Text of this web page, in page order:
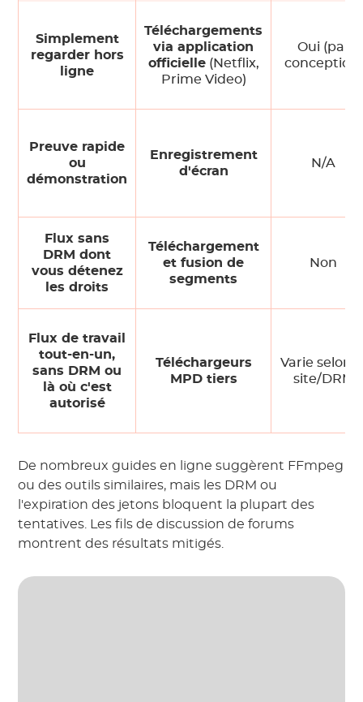
Simplement
regarder hors
ligne
Téléchargements
via application
officielle(Netflix,
Prime Video)
Oui (par
conception)
Preuve rapide
ou
démonstration
Enregistrement
d'écran
N/A
Flux sans
DRM dont
vous détenez
les droits
Téléchargement
et fusion de
segments
Non
Flux de travail
tout-en-un,
sans DRM ou
là où c'est
autorisé
Téléchargeurs
MPD tiers
Varie selon
site/DRM
De nombreux guides en ligne suggèrent FFmpeg
ou des outils similaires, mais les DRM ou
l'expiration des jetons bloquent la plupart des
tentatives. Les fils de discussion de forums
montrent des résultats mitigés.